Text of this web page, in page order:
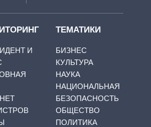
И
ТЕМАТИКИ
БИЗНЕС
КУЛЬТУРА
НАУКА
НАЦИОНАЛЬНАЯ
БЕЗОПАСНОСТЬ
ОБЩЕСТВО
ПОЛИТИКА